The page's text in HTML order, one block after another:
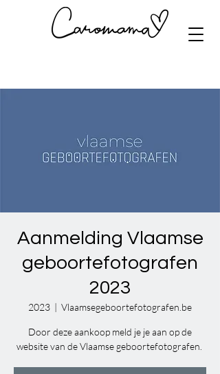
Aanmelding Vlaamse
geboortefotografen
2023
2023
  |
Vlaamsegeboortefotografen.be
Door deze aankoop meld je je aan op de
website van de Vlaamse geboortefotografen.